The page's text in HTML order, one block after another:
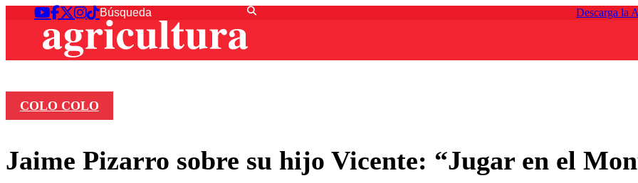
Descarga la
COLO COLO
Jaime Pizarro sobre su hijo Vicente: “Jugar en el